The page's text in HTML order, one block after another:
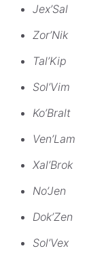
Jex’Sal
Zor’Nik
Tal’Kip
Sol’Vim
Ko’Bralt
Ven’Lam
Xal’Brok
No’Jen
Dok’Zen
Sol’Vex